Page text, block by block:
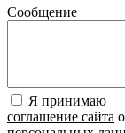
Сообщение
Я принимаю
соглашение сайта